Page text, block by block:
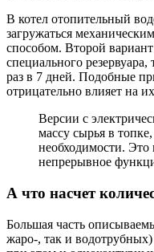
В котел отопительный
загружаться
способом. Второй
специального
раз в 7 дней. Подобные
отрицательно влияет на
Версии с
массу сырья в
необходимости. Это
непрерывное
А что насчет
Большая часть
жаро-, так и